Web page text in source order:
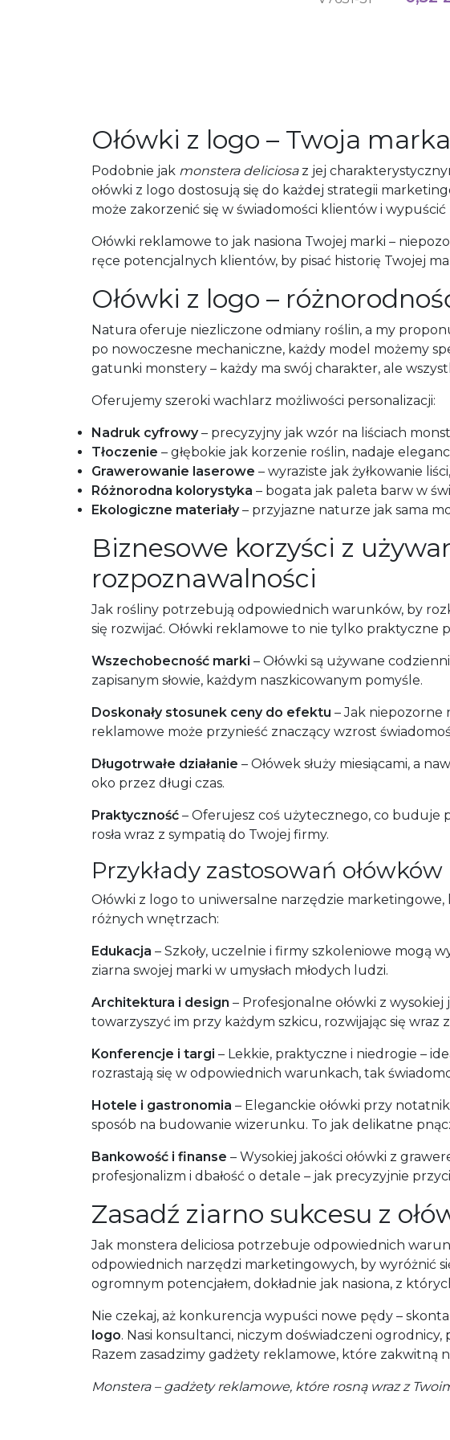
Ołówki z logo – Twoja
Podobnie jak monstera deliciosaz jej
ołówki z logo dostosują się do każdej strategii
może zakorzenić się w świadomości klientów i
Ołówki reklamowe to jak nasiona Twojej marki –
ręce potencjalnych klientów, by pisać historię Twojej
Ołówki z logo –
Natura oferuje niezliczone odmiany roślin, a my
po nowoczesne mechaniczne, każdy model możemy
gatunki monstery – każdy ma swój charakter, ale
Oferujemy szeroki wachlarz możliwości personalizacji:
Nadruk cyfrowy– precyzyjny jak wzór na liściach
Tłoczenie – głębokie jak korzenie roślin, nadaje
Grawerowanie laserowe – wyraziste jak żyłkowanie
Różnorodna kolorystyka – bogata jak paleta barw w
Ekologiczne materiały– przyjazne naturze jak sama
Biznesowe korzyści z
rozpoznawalności
Jak rośliny potrzebują odpowiednich warunków, by
się rozwijać. Ołówki reklamowe to nie tylko
Wszechobecność marki – Ołówki są używane
zapisanym słowie, każdym naszkicowanym pomyśle.
Doskonały stosunek ceny do efektu – Jak niepozorne
reklamowe może przynieść znaczący wzrost
Długotrwałe działanie – Ołówek służy miesiącami, a
oko przez długi czas.
Praktyczność – Oferujesz coś użytecznego, co buduje
rosła wraz z sympatią do Twojej firmy.
Przykłady zastosowań
Ołówki z logo to uniwersalne narzędzie
różnych wnętrzach:
Edukacja – Szkoły, uczelnie i firmy szkoleniowe mogą
ziarna swojej marki w umysłach młodych ludzi.
Architektura i design – Profesjonalne ołówki z
towarzyszyć im przy każdym szkicu, rozwijając się wraz
Konferencje i targi – Lekkie, praktyczne i niedrogie –
rozrastają się w odpowiednich warunkach, tak
Hotele i gastronomia – Eleganckie ołówki przy
sposób na budowanie wizerunku. To jak delikatne
Bankowość i finanse – Wysokiej jakości ołówki z
profesjonalizm i dbałość o detale – jak precyzyjnie
Zasadź ziarno sukcesu z
Jak monstera deliciosa potrzebuje odpowiednich
odpowiednich narzędzi marketingowych, by wyróżnić
ogromnym potencjałem, dokładnie jak nasiona, z
Nie czekaj, aż konkurencja wypuści nowe pędy –
logo. Nasi konsultanci, niczym doświadczeni
Razem zasadzimy gadżety reklamowe, które zakwitną
Monstera – gadżety reklamowe, które rosną wraz z